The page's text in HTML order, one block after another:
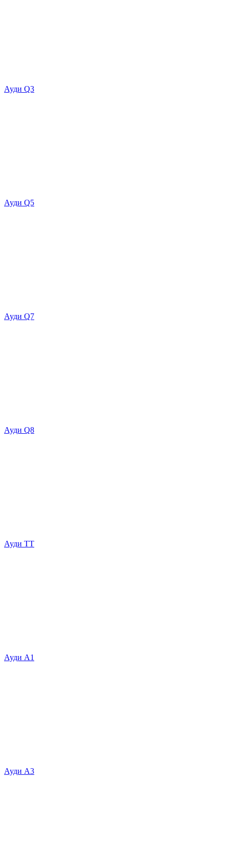
Ауди Q3
Ауди Q5
Ауди Q7
Ауди Q8
Ауди ТТ
Ауди А1
Ауди А3